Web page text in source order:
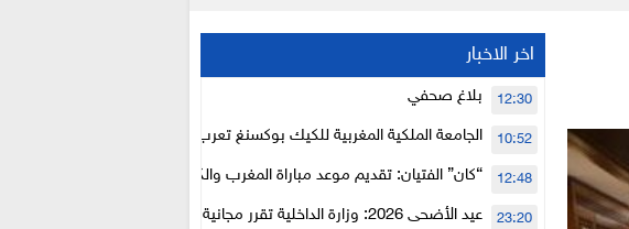
اخر الاخبار
بلاغ صحفي 12:30
الجامعة الملكية المغربية للكيك بوكسنغ تعرب عن ارتياحها للتجاوب الإيجابي
الأعلى للحسابات
10:52
“كان” الفتيان: تقديم موعد مباراة المغرب والكاميرون بسبب نهائي دوري 12:48
عيد الأضحى 2026: وزارة الداخلية تقرر مجانية ولوج أسواق الماشية وتعلن
23:20